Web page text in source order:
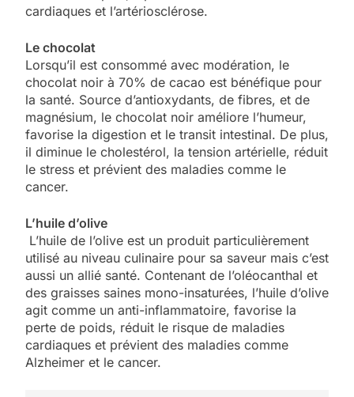
cardiaques et l’artériosclérose.
Le chocolat
Lorsqu’il est consommé avec modération, le
chocolat noir à 70% de cacao est bénéfique pour
la santé. Source d’antioxydants, de fibres, et de
magnésium, le chocolat noir améliore l’humeur,
favorise la digestion et le transit intestinal. De plus,
il diminue le cholestérol, la tension artérielle, réduit
le stress et prévient des maladies comme le
cancer.
L’huile d’olive
L’huile de l’olive est un produit particulièrement
utilisé au niveau culinaire pour sa saveur mais c’est
aussi un allié santé. Contenant de l’oléocanthal et
des graisses saines mono-insaturées, l’huile d’olive
agit comme un anti-inflammatoire, favorise la
perte de poids, réduit le risque de maladies
cardiaques et prévient des maladies comme
Alzheimer et le cancer.
5
2025, l’année la plus
meurtrière selon le